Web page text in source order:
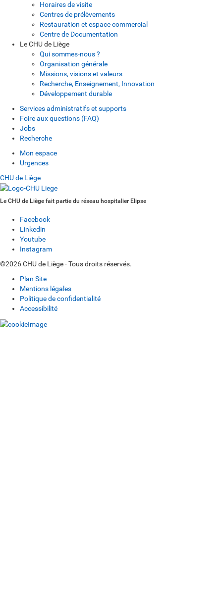
Horaires de visite
Centres de prélèvements
Restauration et espace commercial
Centre de Documentation
Le CHU de Liège
Qui sommes-nous ?
Organisation générale
Missions, visions et valeurs
Recherche, Enseignement, Innovation
Développement durable
Services administratifs et supports
Foire aux questions (FAQ)
Jobs
Recherche
Mon espace
Urgences
CHU de Liège
Le CHU de Liège fait partie du réseau hospitalier Elipse
Facebook
Linkedin
Youtube
Instagram
©2026 CHU de Liège - Tous droits réservés.
Plan Site
Mentions légales
Politique de confidentialité
Accessibilité